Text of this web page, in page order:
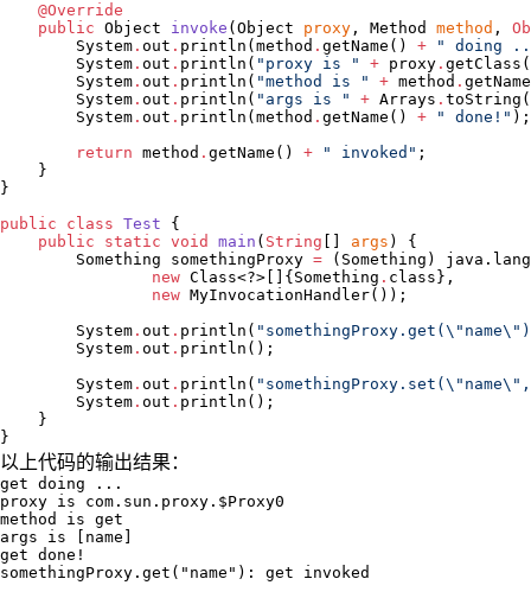
@Override
public Object invoke ( Object proxy , Method method ,
System . out . println(method . getName() + "
doing
System . out . println( " proxy is " + proxy .
System . out . println( "method is " + method .
System . out . println( " args is " + Arrays .
System . out . println(method . getName() + " done! " );
return method . getName() + " invoked " ;
    }
}
public
class Test {
public
static void main ( String args ) {
Something somethingProxy = ( Something )
new Class<?>[]{ Something . class},
new MyInvocationHandler());
System . out . println( " somethingProxy.get( \" name\"
System . out . println();
System . out . println( " somethingProxy.set( \" name\"
System . out . println();
    }
}
以上代码的输出结果：
get doing ...
proxy is com.sun.proxy.$Proxy0
method is get
args is [name]
get done!
somethingProxy.get("name"): get invoked